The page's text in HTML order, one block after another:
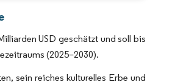
USD geschätzt und soll bis
(2025–2030).
sein reiches kulturelles Erbe und